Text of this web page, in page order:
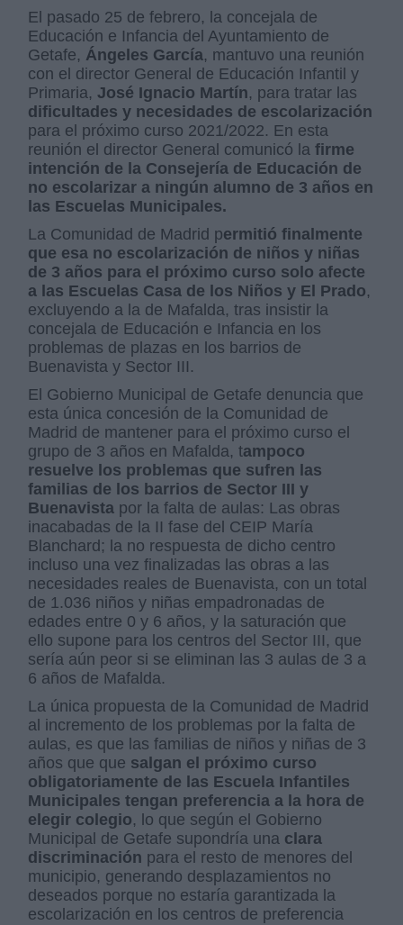
El pasado 25 de febrero, la concejala de
Educación e Infancia del Ayuntamiento de
Getafe, Ángeles García, mantuvo una reunión
con el director General de Educación Infantil y
Primaria, José Ignacio Martín, para tratar las
dificultades y necesidades de escolarización
para el próximo curso 2021/2022. En esta
reunión el director General comunicó lafirme
intención de la Consejería de Educación de
no escolarizar a ningún alumno de 3 años en
las Escuelas Municipales.
La Comunidad de Madrid permitió finalmente
que esa no escolarización de niños y niñas
de 3 años para el próximo curso solo afecte
a las Escuelas Casa de los Niños y El Prado,
excluyendo a la de Mafalda, tras insistir la
concejala de Educación e Infancia en los
problemas de plazas en los barrios de
Buenavista y Sector III.
El Gobierno Municipal de Getafe denuncia que
esta única concesión de la Comunidad de
Madrid de mantener para el próximo curso el
grupo de 3 años en Mafalda, tampoco
resuelve los problemas que sufren las
familias de los barrios de Sector III y
Buenavista por la falta de aulas: Las obras
inacabadas de la II fase del CEIP María
Blanchard; la no respuesta de dicho centro
incluso una vez finalizadas las obras a las
necesidades reales de Buenavista, con un total
de 1.036 niños y niñas empadronadas de
edades entre 0 y 6 años, y la saturación que
ello supone para los centros del Sector III, que
sería aún peor si se eliminan las 3 aulas de 3 a
6 años de Mafalda.
La única propuesta de la Comunidad de Madrid
al incremento de los problemas por la falta de
aulas, es que las familias de niños y niñas de 3
años que que salgan el próximo curso
obligatoriamente de las Escuela Infantiles
Municipales tengan preferencia a la hora de
elegir colegio, lo que según el Gobierno
Municipal de Getafe supondría una clara
discriminación para el resto de menores del
municipio, generando desplazamientos no
deseados porque no estaría garantizada la
escolarización en los centros de preferencia